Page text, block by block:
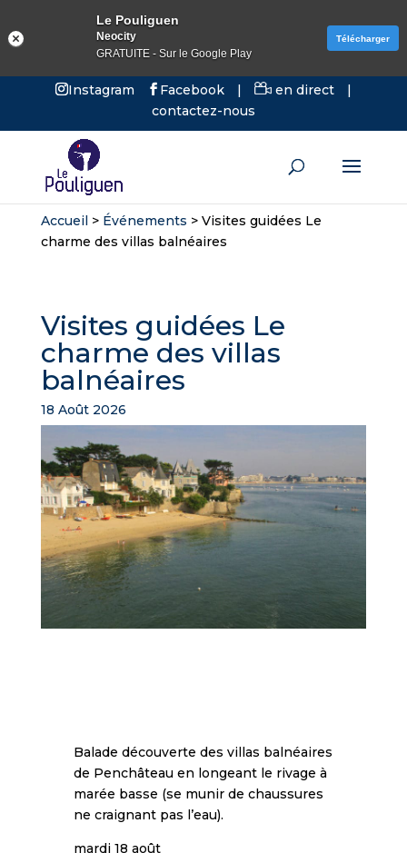
Instagram Facebook | en direct
|
contactez-nous
Accueil> Événements > Visites guidées Le
charme des villas balnéaires
Visites guidées Le
charme des villas
balnéaires
18 Août 2026
Balade découverte des villas balnéaires
de Penchâteau en longeant le rivage à
marée basse (se munir de chaussures
ne craignant pas l’eau).
mardi 18 août
Le Pouliguen
Neocity
GRATUITE - Sur le Google Play
Télécharger